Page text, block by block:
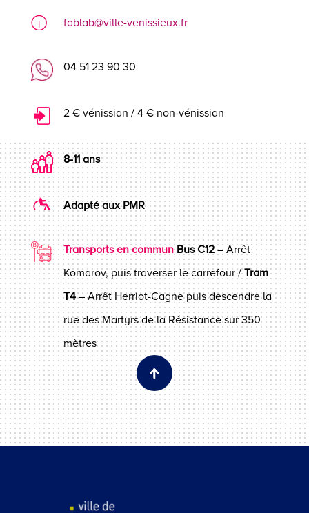
fablab@ville-venissieux.fr
04 51 23 90 30
2 € vénissian / 4 € non-vénissian
8-11 ans
Adapté aux PMR
Transports en commun Bus C12– Arrêt
Komarov, puis traverser le carrefour /Tram
T4– Arrêt Herriot-Cagne puis descendre la
rue des Martyrs de la Résistance sur 350
mètres